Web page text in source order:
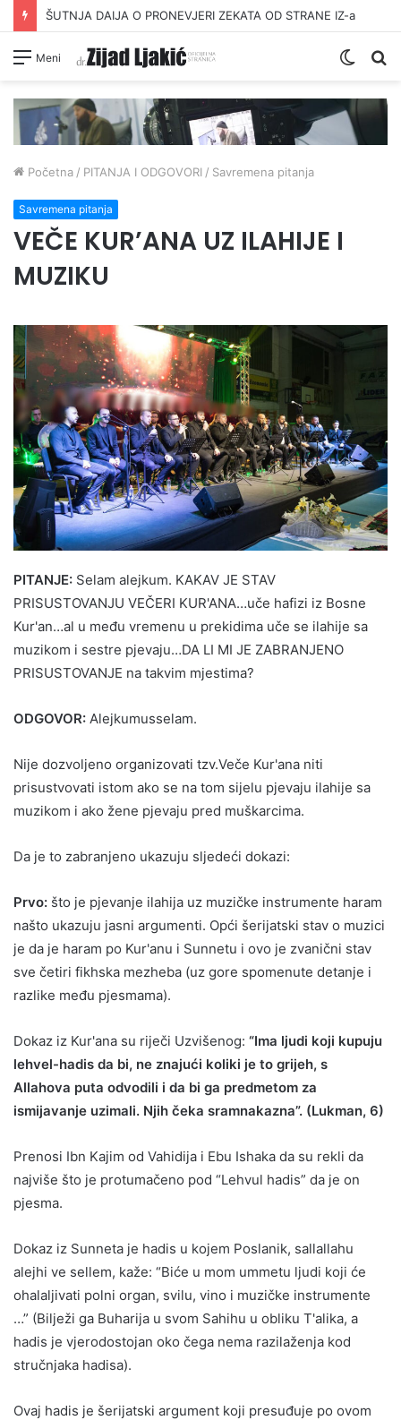
ŠUTNJA DAIJA O PRONEVJERI ZEKATA OD STRANE IZ-a
Meni
Switch
Početna / PITANJA I ODGOVORI / Savremena pitanja
Savremena pitanja
VEČE KUR’ANA UZ ILAHIJE I
MUZIKU
PITANJE: Selam alejkum. KAKAV JE STAV
PRISUSTOVANJU VEČERI KUR'ANA…uče hafizi iz Bosne
Kur'an…al u među vremenu u prekidima uče se ilahije sa
muzikom i sestre pjevaju…DA LI MI JE ZABRANJENO
PRISUSTOVANJE na takvim mjestima?
ODGOVOR: Alejkumusselam.
Nije dozvoljeno organizovati tzv.Veče Kur'ana niti
prisustvovati istom ako se na tom sijelu pjevaju ilahije sa
muzikom i ako žene pjevaju pred muškarcima.
Da je to zabranjeno ukazuju sljedeći dokazi:
Prvo: što je pjevanje ilahija uz muzičke instrumente haram
našto ukazuju jasni argumenti. Opći šerijatski stav o muzici
je da je haram po Kur'anu i Sunnetu i ovo je zvanični stav
sve četiri fikhska mezheba (uz gore spomenute detanje i
razlike među pjesmama).
Dokaz iz Kur'ana su riječi Uzvišenog: “Ima ljudi koji kupuju
lehvel-hadis da bi, ne znajući koliki je to grijeh, s
Allahova puta odvodili i da bi ga predmetom za
ismijavanje uzimali. Njih čeka sramnakazna”. (Lukman, 6)
Prenosi Ibn Kajim od Vahidija i Ebu Ishaka da su rekli da
najviše što je protumačeno pod “Lehvul hadis” da je on
pjesma.
Dokaz iz Sunneta je hadis u kojem Poslanik, sallallahu
alejhi ve sellem, kaže: “Biće u mom ummetu ljudi koji će
ohalaljivati polni organ, svilu, vino i muzičke instrumente
…” (Bilježi ga Buharija u svom Sahihu u obliku T'alika, a
hadis je vjerodostojan oko čega nema razilaženja kod
stručnjaka hadisa).
Ovaj hadis je šerijatski argument koji presuđuje po ovom